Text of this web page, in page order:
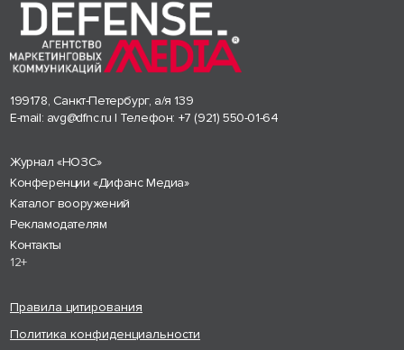
199178, Санкт-Петербург, а/я 139
E-mail: avg@dfnc.ru | Телефон: +7 (921) 550-01-64
Журнал «НОЗС»
Конференции «Дифанс Медиа»
Каталог вооружений
Рекламодателям
Контакты
12+
Правила цитирования
Политика конфиденциальности